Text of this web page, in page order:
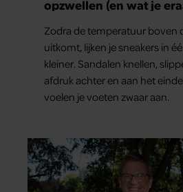
opzwellen (en wat je
Zodra de temperatuur boven
uitkomt, lijken je sneakers in
kleiner. Sandalen knellen,
afdruk achter en aan het
voelen je voeten zwaar aan.